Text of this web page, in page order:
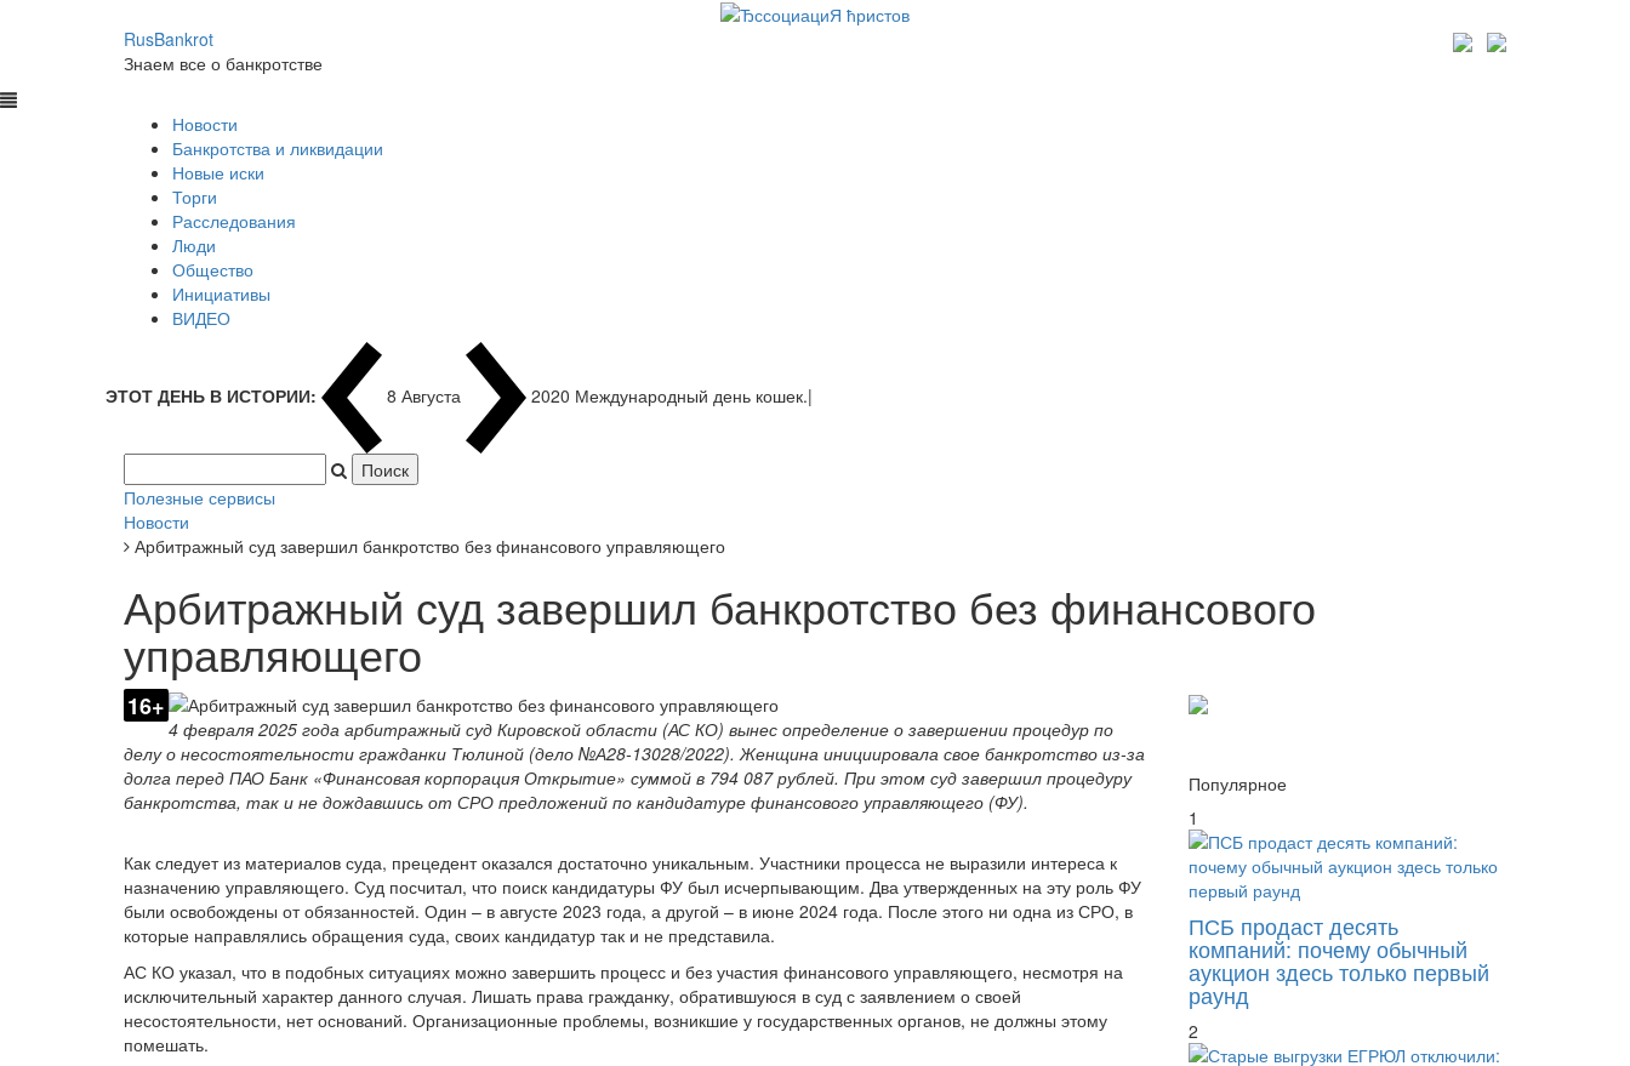
RusBankrot
Знаем все о банкротстве
Новости
Банкротства и ликвидации
Новые иски
Торги
Расследования
Люди
Общество
Инициативы
ВИДЕО
ЭТОТ ДЕНЬ В ИСТОРИИ: 8 Августа 2020 Междун|
Полезные сервисы
Новости
Арбитражный суд завершил банкротство без финансового управляющего
Арбитражный суд завершил банкротство без финансового
управляющего
16+
4 февраля 2025 года арбитражный суд Кировской области (АС КО) вынес определение о завершении процедур по
делу о несостоятельности гражданки Тюлиной (дело №А28-13028/2022). Женщина инициировала свое банкротство из-за
долга перед ПАО Банк «Финансовая корпорация Открытие» суммой в 794 087 рублей. При этом суд завершил процедуру
банкротства, так и не дождавшись от СРО предложений по кандидатуре финансового управляющего (ФУ).
Как следует из материалов суда, прецедент оказался достаточно уникальным. Участники процесса не выразили интереса к
назначению управляющего. Суд посчитал, что поиск кандидатуры ФУ был исчерпывающим. Два утвержденных на эту роль ФУ
были освобождены от обязанностей. Один – в августе 2023 года, а другой – в июне 2024 года. После этого ни одна из СРО, в
которые направлялись обращения суда, своих кандидатур так и не представила.
АС КО указал, что в подобных ситуациях можно завершить процесс и без участия финансового управляющего, несмотря на
исключительный характер данного случая. Лишать права гражданку, обратившуюся в суд с заявлением о своей
несостоятельности, нет оснований. Организационные проблемы, возникшие у государственных органов, не должны этому
помешать.
Популярное
1
ПСБ продаст десять
компаний: почему обычный
аукцион здесь только первый
раунд
2